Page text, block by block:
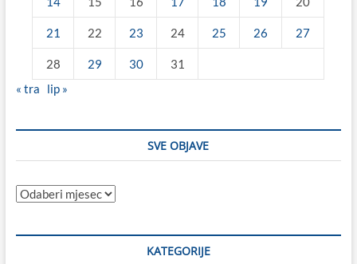
21 22 23 24 25 26 27
28 29 30
31
« tra
lip »
SVE OBJAVE
Sve
KATEGORIJE